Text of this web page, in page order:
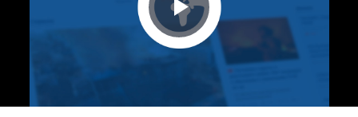
Play Video